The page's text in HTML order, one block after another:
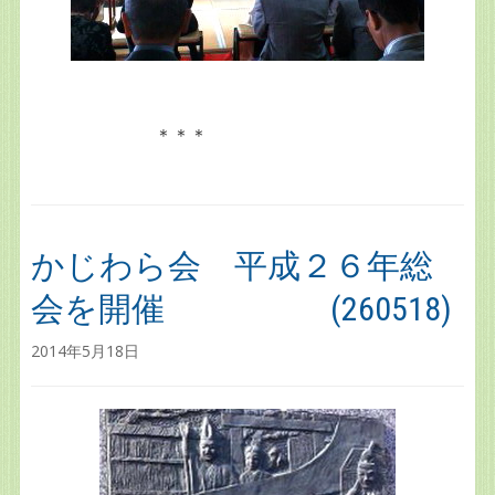
＊＊＊
かじわら会 平成２６年総
会を開催 (260518)
2014年5月18日